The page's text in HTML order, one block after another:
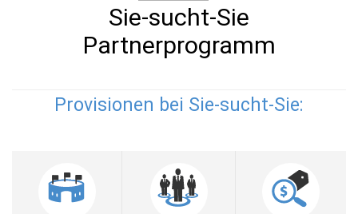
Sie-sucht-Sie
Partnerprogramm
Provisionen bei Sie-sucht-Sie: